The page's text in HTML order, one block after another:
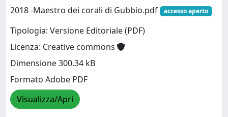
2018 -Maestro dei corali di Gubbio.pdf
accesso aperto
Tipologia: Versione Editoriale (PDF)
Licenza: Creative commons
Dimensione 300.34 kB
Formato Adobe PDF
Visualizza/Apri